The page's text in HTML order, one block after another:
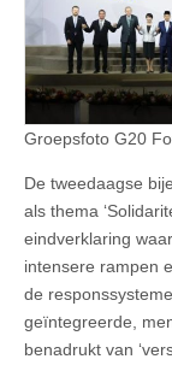
Groepsfoto G20
De tweedaagse
als thema
eindverklaring
intensere rampen
de
geïntegreerde,
benadrukt van